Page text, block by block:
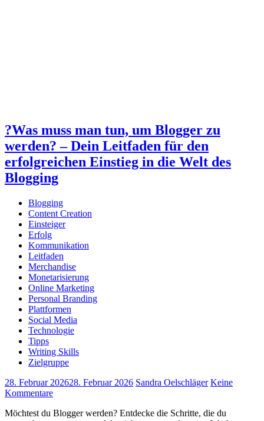
?Was muss man tun, um Blogger zu
werden? – Dein Leitfaden für den
erfolgreichen Einstieg in die Welt des
Blogging
Blogging
Content Creation
Einsteiger
Erfolg
Kommunikation
Leitfaden
Merchandise
Monetarisierung
Online Marketing
Personal Branding
Plattformen
Social Media
Technologie
Tipps
Writing Skills
Zielgruppe
28. Februar 202628. Februar 2026 Sandra Oelschläger Keine
Kommentare
Möchtest du Blogger werden? Entdecke die Schritte, die du